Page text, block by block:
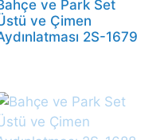
ve Park Set
ve Çimen
2S-1679